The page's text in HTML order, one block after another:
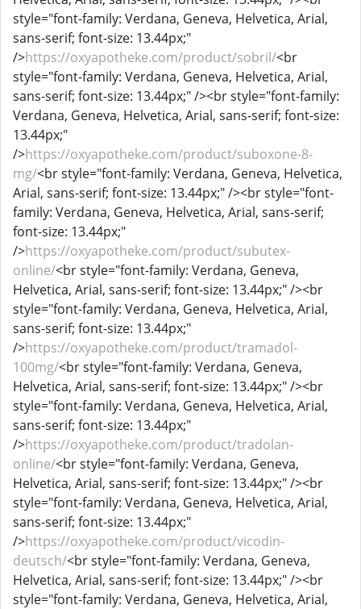
style="font-family: Verdana, Geneva, Helvetica, Arial,
sans-serif; font-size: 13.44px;"
/>https://oxyapotheke.com/product/sobril/<br
style="font-family: Verdana, Geneva, Helvetica, Arial,
sans-serif; font-size: 13.44px;" /><br style="font-family:
Verdana, Geneva, Helvetica, Arial, sans-serif; font-size:
13.44px;"
/>https://oxyapotheke.com/product/suboxone-8-
mg/<br style="font-family: Verdana, Geneva, Helvetica,
Arial, sans-serif; font-size: 13.44px;" /><br style="font-
family: Verdana, Geneva, Helvetica, Arial, sans-serif;
font-size: 13.44px;"
/>https://oxyapotheke.com/product/subutex-
online/<br style="font-family: Verdana, Geneva,
Helvetica, Arial, sans-serif; font-size: 13.44px;" /><br
style="font-family: Verdana, Geneva, Helvetica, Arial,
sans-serif; font-size: 13.44px;"
/>https://oxyapotheke.com/product/tramadol-
100mg/<br style="font-family: Verdana, Geneva,
Helvetica, Arial, sans-serif; font-size: 13.44px;" /><br
style="font-family: Verdana, Geneva, Helvetica, Arial,
sans-serif; font-size: 13.44px;"
/>https://oxyapotheke.com/product/tradolan-
online/<br style="font-family: Verdana, Geneva,
Helvetica, Arial, sans-serif; font-size: 13.44px;" /><br
style="font-family: Verdana, Geneva, Helvetica, Arial,
sans-serif; font-size: 13.44px;"
/>https://oxyapotheke.com/product/vicodin-
deutsch/<br style="font-family: Verdana, Geneva,
Helvetica, Arial, sans-serif; font-size: 13.44px;" /><br
style="font-family: Verdana, Geneva, Helvetica, Arial,